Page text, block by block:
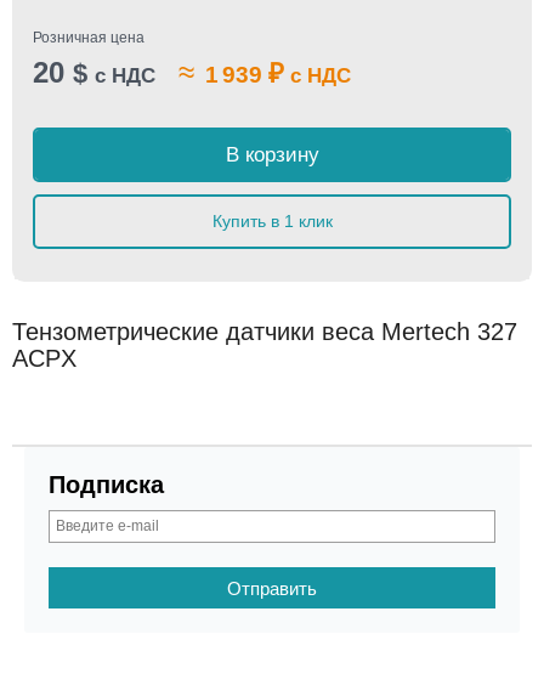
Розничная цена
20 $ с НДС ≈ 1 939 ₽ с НДС
В корзину
Купить в 1 клик
Тензометрические датчики веса Mertech 327
ACPX
Подписка